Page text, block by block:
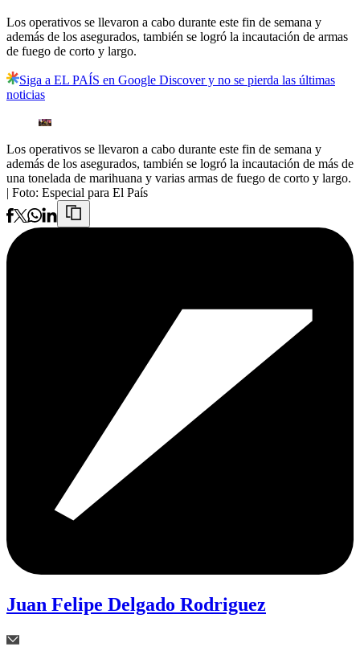
Los operativos se llevaron a cabo durante este fin de semana y
además de los asegurados, también se logró la incautación de armas
de fuego de corto y largo.
Siga a EL PAÍS en Google Discover y no se pierda las últimas
noticias
Los operativos se llevaron a cabo durante este fin de semana y
además de los asegurados, también se logró la incautación de más de
una tonelada de marihuana y varias armas de fuego de corto y largo.
| Foto: Especial para El País
Juan Felipe Delgado Rodriguez